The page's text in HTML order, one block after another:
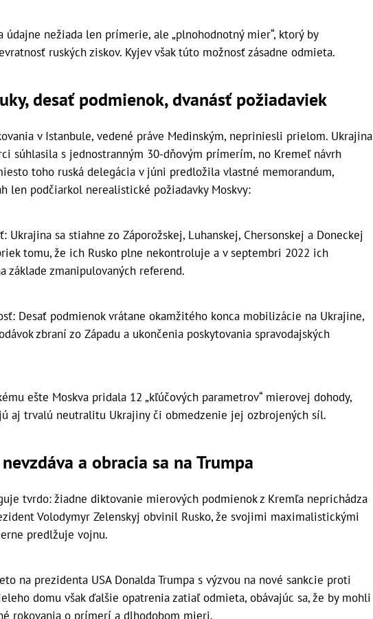
údajne nežiada len prímerie, ale „plnohodnotný mier“, ktorý by
ruských ziskov. Kyjev však túto možnosť zásadne odmieta.
desať podmienok, dvanásť požiadaviek
v Istanbule, vedené práve Medinským, nepriniesli prielom. Ukrajina
súhlasila s jednostranným 30-dňovým prímerím, no Kremeľ návrh
toho ruská delegácia v júni predložila vlastné memorandum,
len podčiarkol nerealistické požiadavky Moskvy:
Ukrajina sa stiahne zo Záporožskej, Luhanskej, Chersonskej a Doneckej
tomu, že ich Rusko plne nekontroluje a v septembri 2022 ich
základe zmanipulovaných referend.
Desať podmienok vrátane okamžitého konca mobilizácie na Ukrajine,
zbraní zo Západu a ukončenia poskytovania spravodajských
ešte Moskva pridala 12 „kľúčových parametrov“ mierovej dohody,
aj trvalú neutralitu Ukrajiny či obmedzenie jej ozbrojených síl.
a obracia sa na Trumpa
tvrdo: žiadne diktovanie mierových podmienok z Kremľa neprichádza
Volodymyr Zelenskyj obvinil Rusko, že svojimi maximalistickými
predlžuje vojnu.
na prezidenta USA Donalda Trumpa s výzvou na nové sankcie proti
domu však ďalšie opatrenia zatiaľ odmieta, obávajúc sa, že by mohli
rokovania o prímerí a dlhodobom mieri.